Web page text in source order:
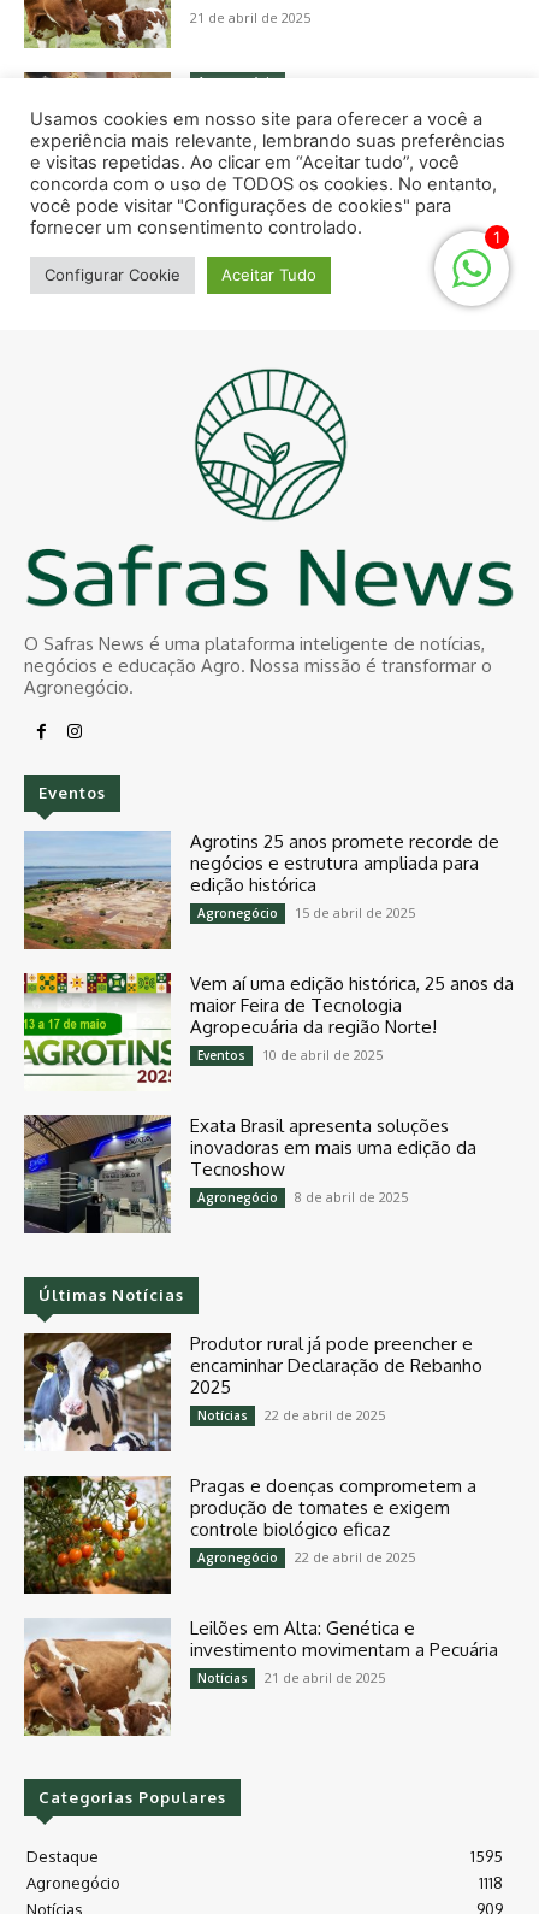
O Safras News é uma plataforma inteligente de notícias,
negócios e educação Agro. Nossa missão é transformar o
Agronegócio.
Eventos
Agrotins 25 anos promete recorde de
negócios e estrutura ampliada para
edição histórica
Agronegócio 15 de abril de 2025
Vem aí uma edição histórica, 25 anos da
maior Feira de Tecnologia
Agropecuária da região Norte!
Eventos 10 de abril de 2025
Exata Brasil apresenta soluções
inovadoras em mais uma edição da
Tecnoshow
Agronegócio 8 de abril de 2025
Últimas Notícias
Produtor rural já pode preencher e
encaminhar Declaração de Rebanho
2025
Notícias 22 de abril de 2025
Pragas e doenças comprometem a
produção de tomates e exigem
controle biológico eficaz
Agronegócio 22 de abril de 2025
Leilões em Alta: Genética e
investimento movimentam a Pecuária
Notícias 21 de abril de 2025
Categorias Populares
Destaque
1595
Agronegócio
1118
Notícias
909